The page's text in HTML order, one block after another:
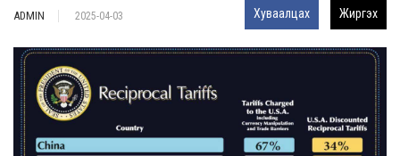
ADMIN 2025-04-03 Хуваалцах Жиргэх